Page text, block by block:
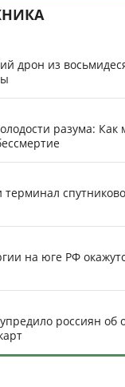
дрон из
разума: Как
терминал
на юге РФ
россиян об